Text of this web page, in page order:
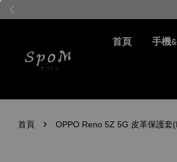
首頁 手機
首頁 › OPPO Reno 5Z 5G 皮革保護套